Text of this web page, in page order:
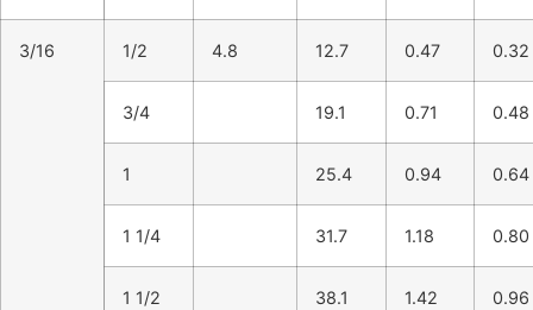
3/16 1/2 4.8 12.7 0.47 0.32
3/4 19.1 0.71 0.48
1 25.4 0.94 0.64
1 1/4 31.7 1.18 0.80
1 1/2 38.1 1.42 0.96